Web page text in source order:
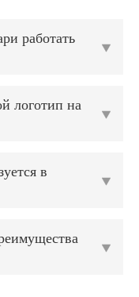
работать

логотип на

в

